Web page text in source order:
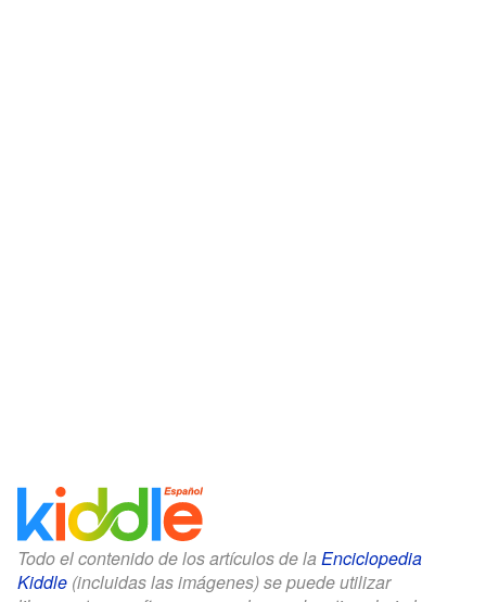
Todo el contenido de los artículos de la Enciclopedia
Kiddle (incluidas las imágenes) se puede utilizar